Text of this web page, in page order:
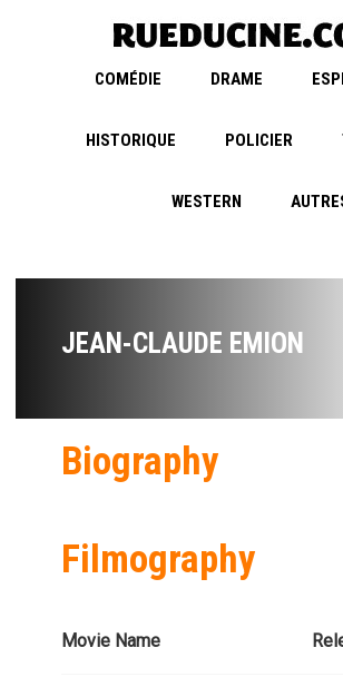
COMÉDIE DRAME
HISTORIQUE POLICIER
WESTERN
JEAN-CLAUDE EMION
Biography
Filmography
Movie Name